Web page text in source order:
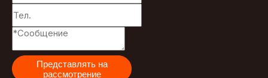
Представлять на
рассмотрение